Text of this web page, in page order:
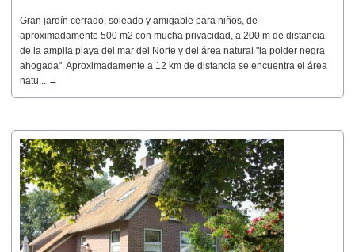
Gran jardín cerrado, soleado y amigable para niños, de
aproximadamente 500 m2 con mucha privacidad, a 200 m de distancia
de la amplia playa del mar del Norte y del área natural "la polder negra
ahogada". Aproximadamente a 12 km de distancia se encuentra el área
natu... →